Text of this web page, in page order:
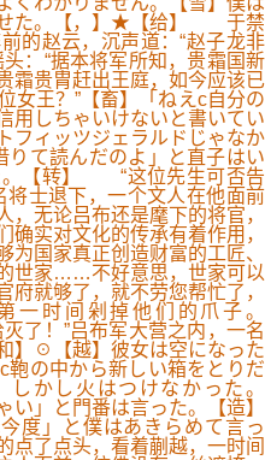
せた。【，】★【给】 于禁
的赵云，沉声道：“赵子龙非
“据本将军所知，贵霜国新
霜贵胄赶出王庭，如今应该已
女王？”【畜】「ねえc自分の
用しちゃいけないと書いてい
フィッツジェラルドじゃなか
りて読んだのよ」と直子はい
。【转】 “这位先生可否告
将士退下，一个文人在他面前
无论吕布还是麾下的将官，
实对文化的传承有着作用，
为国家真正创造财富的工匠、
世家……不好意思，世家可以
就够了，就不劳您帮忙了，
一时间剁掉他们的爪子。
了！”吕布军大营之内，一名
】☉【越】彼女は空になった
鞄の中から新しい箱をとりだ
かし火はつけなかった。
い」と門番は言った。【造】
度」と僕はあきらめて言っ
了点头，看着蒯越，一时间